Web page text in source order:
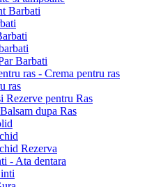
Barbati
Barbati
ras - Crema pentru ras
ras
Rezerve pentru Ras
dupa Ras
Rezerva
- Ata dentara